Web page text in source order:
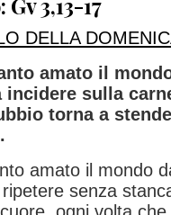
3,13-17
amato il
incidere sulla
torna a
amato il mondo
senza